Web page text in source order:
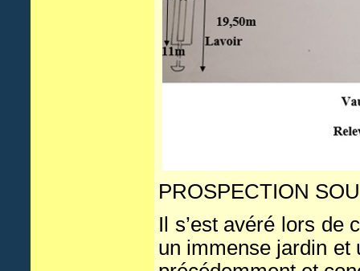
PROSPECTION
Il s’est avéré lors de
un immense jardin et